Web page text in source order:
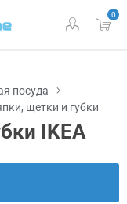
0
посуда
щетки и губки
IKEA